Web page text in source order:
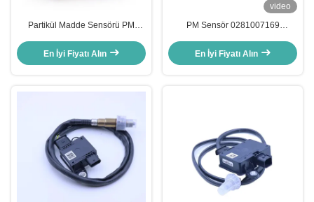
Partikül Madde Sensörü PM
0281008235 Isuzu Kamyon İçin
En İyi Fiyatı Alın
video
PM Sensör 0281007169
Cummins için ISB QSB Parçacık
Madde Sensörü
En İyi Fiyatı Alın